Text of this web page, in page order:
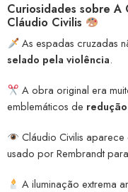
Curiosidades sobre A
Cláudio Civilis
As espadas cruzadas
selado pela violência.
A obra original era
emblemáticos de
Cláudio Civilis aparece
usado por Rembrandt
A iluminação extrema